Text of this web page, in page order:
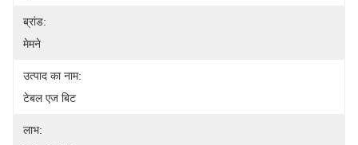
ब्रांड:
मेमने
उत्पाद का नाम:
टेबल एज बिट
लाभ: